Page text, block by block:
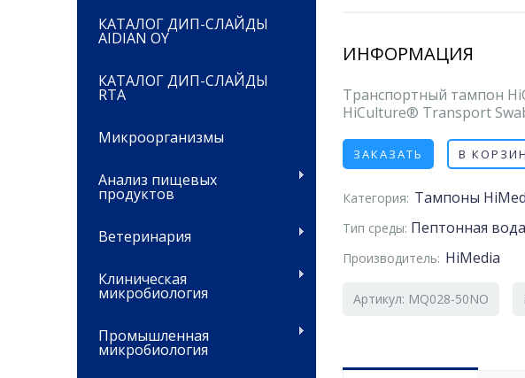
КАТАЛОГ ДИП-СЛАЙДЫ
AIDIAN OY
КАТАЛОГ ДИП-СЛАЙДЫ
RTA
Микроорганизмы
Анализ пищевых
продуктов
Ветеринария
Клиническая
микробиология
Промышленная
микробиология
ИНФОРМАЦИЯ
Транспортный тампон
HiCulture® Transport
ЗАКАЗАТЬ В
Категория: Тампоны
Тип среды: Пептонная вода
Производитель: HiMedia
Артикул: MQ028-50NO